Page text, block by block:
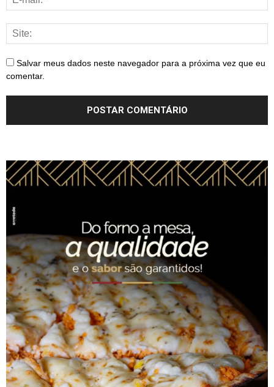
Salvar meus dados neste navegador para a próxima vez que eu
comentar.